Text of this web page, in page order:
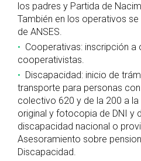
los padres y Partida de
También en los operativos
de ANSES.
Cooperativas: inscripción
cooperativistas.
Discapacidad: inicio de
transporte para personas
colectivo 620 y de la 200 a
original y fotocopia de DNI y
discapacidad nacional o
Asesoramiento sobre
Discapacidad.